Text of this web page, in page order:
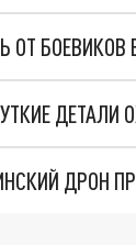
ОТ
ДРОН